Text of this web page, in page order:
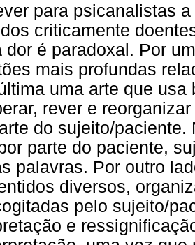
para psicanalistas
criticamente
dor é paradoxal. Por
mais profundas
uma arte que
rever e
do sujeito/
parte do paciente,
palavras. Por outro
diversos,
pelo sujeito/
e